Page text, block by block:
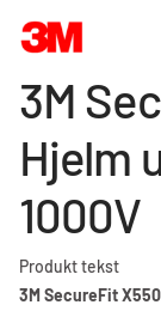
3M
Hjelm
1000V
Produkt tekst
3M SecureFit